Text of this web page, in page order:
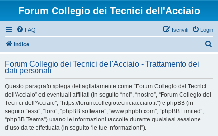
Forum Collegio dei Tecnici dell'Acciaio
FAQ Login
Iscriviti
Indice
c
Forum Collegio dei Tecnici dell'Acciaio - Trattamento dei
dati personali
Questo paragrafo spiega dettagliatamente come “Forum Collegio dei Tecnici
dell'Acciaio” ed eventuali affiliati (in seguito “noi”, “nostro”, “Forum Collegio dei
Tecnici dell'Acciaio”, “https://forum.collegiotecniciacciaio.it”) e phpBB (in
seguito “essi”, “loro”, “phpBB software”, “www.phpbb.com”, “phpBB Limited”,
“phpBB Teams”) usano le informazioni raccolte durante qualsiasi sessione
d’uso da te effettuata (in seguito “le tue informazioni”).